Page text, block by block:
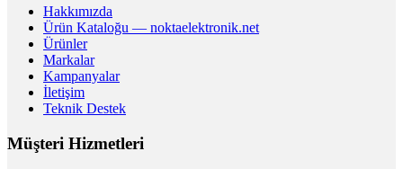
Hakkımızda
Ürün Kataloğu — noktaelektronik.net
Ürünler
Markalar
Kampanyalar
İletişim
Teknik Destek
Müşteri Hizmetleri